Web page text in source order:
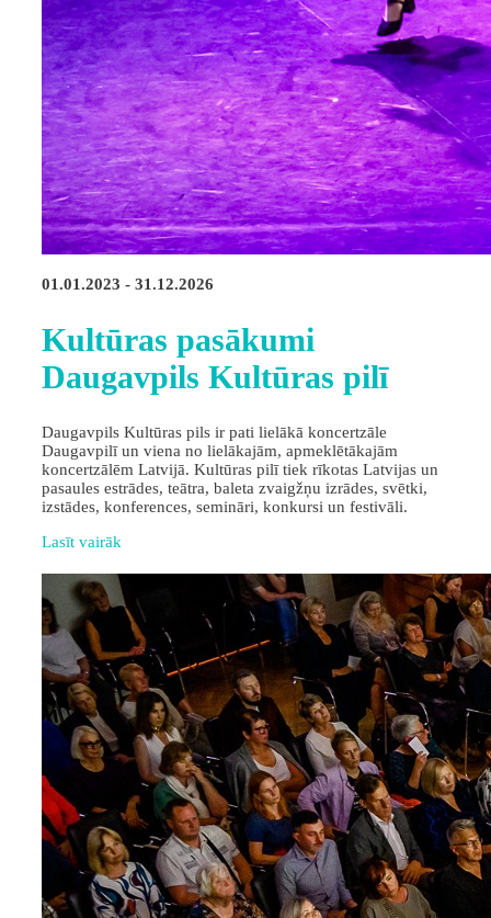
01.01.2023 - 31.12.2026
Kultūras pasākumi
Daugavpils Kultūras pilī
Daugavpils Kultūras pils ir pati lielākā koncertzāle
Daugavpilī un viena no lielākajām, apmeklētākajām
koncertzālēm Latvijā. Kultūras pilī tiek rīkotas Latvijas un
pasaules estrādes, teātra, baleta zvaigžņu izrādes, svētki,
izstādes, konferences, semināri, konkursi un festivāli.
Lasīt vairāk